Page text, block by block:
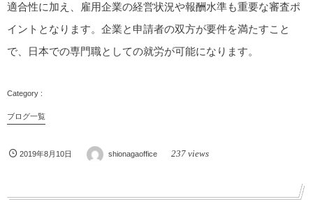
適合性に加え、雇用企業の経営状況や報酬水準も重要な審査ポ
イントとなります。企業と申請者の双方が要件を満たすこと
で、日本での専門職としての就労が可能になります。
ブログ一覧
2019年8月10日 shionagaoffice 237 views